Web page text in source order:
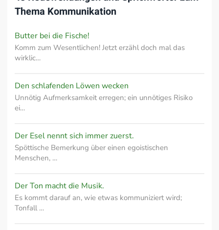
Thema Kommunikation
Butter bei die Fische!
Komm zum Wesentlichen! Jetzt erzähl doch mal das
wirklic…
Den schlafenden Löwen wecken
Unnötig Aufmerksamkeit erregen; ein unnötiges Risiko
ei…
Der Esel nennt sich immer zuerst.
Spöttische Bemerkung über einen egoistischen
Menschen, …
Der Ton macht die Musik.
Es kommt darauf an, wie etwas kommuniziert wird;
Tonfall …